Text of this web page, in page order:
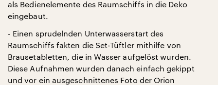
als Bedienelemente des Raumschiffs in die Deko
eingebaut.
- Einen sprudelnden Unterwasserstart des
Raumschiffs fakten die Set-Tüftler mithilfe von
Brausetabletten, die in Wasser aufgelöst wurden.
Diese Aufnahmen wurden danach einfach gekippt
und vor ein ausgeschnittenes Foto der Orion